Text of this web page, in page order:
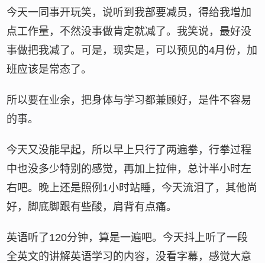
今天一同事开玩笑，说听到我部要减员，得给我增加
点工作量，不然没事做肯定就减了。我笑说，最好没
事做把我减了。可是，现实是，可以预见的4月份，加
班应该是常态了。
所以要在业余，把身体与学习都兼顾好，是件不容易
的事。
今天又没能早起，所以早上只行了两遍拳，行拳过程
中也没多少特别的感觉，再加上拉伸，总计半小时左
右吧。晚上还是照例1小时站睡，今天流泪了，其他尚
好，脚底脚跟有些酸，肩背有点痛。
英语听了120分钟，算是一遍吧。今天抖上听了一段
全英文的讲解英语学习的内容，没看字幕，感觉大意